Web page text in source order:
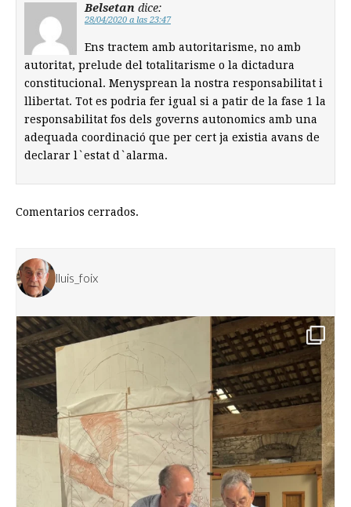
Belsetan dice:
28/04/2020 a las 23:47
Ens tractem amb autoritarisme, no amb
autoritat, prelude del totalitarisme o la dictadura
constitucional. Menysprean la nostra responsabilitat i
llibertat. Tot es podria fer igual si a patir de la fase 1 la
responsabilitat fos dels governs autonomics amb una
adequada coordinació que per cert ja existia avans de
declarar l`estat d`alarma.
Comentarios cerrados.
lluis_foix